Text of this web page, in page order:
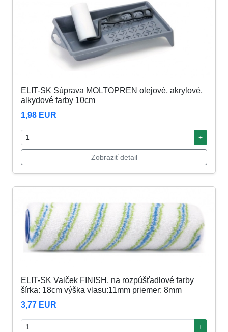
ELIT-SK Súprava MOLTOPREN olejové, akrylové,
alkydové farby 10cm
1,98 EUR
+
Zobraziť detail
ELIT-SK Valček FINISH, na rozpúšťadlové farby
šírka: 18cm výška vlasu:11mm priemer: 8mm
3,77 EUR
+